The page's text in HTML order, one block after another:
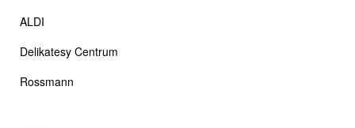
ALDI
Delikatesy Centrum
Rossmann